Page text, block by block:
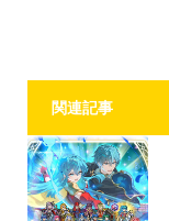
関連記事